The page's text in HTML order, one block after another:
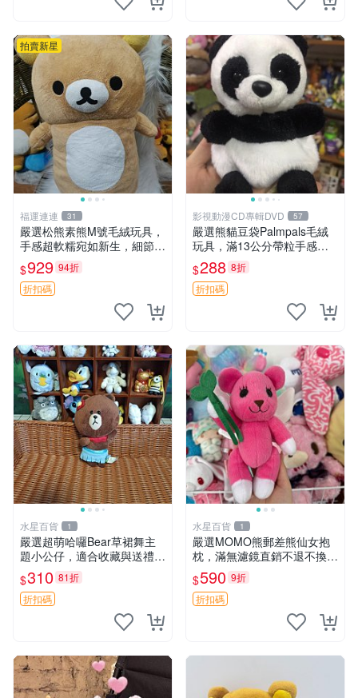
拍賣新星
福運連連 31
嚴選松熊素熊M號毛絨玩具，
手感超軟糯宛如新生，細節精
緻完美無瑕，推薦送禮或珍
藏，中古狀態保養得宜。 松
熊 素熊 毛絨doll
$929 94折
折扣碼
影視動漫CD專輯DVD 57
嚴選熊貓豆袋Palmpals毛絨
玩具，滿13公分帶粒手感極
佳，電影主題周邊推薦 熊貓
Palmpals 毛絨玩具 豆袋 劇場
版周邊
$288 8折
折扣碼
水星百貨 1
嚴選超萌哈囉Bear草裙舞主
題小公仔，適合收藏與送禮 1
00 克 哈囉Bear 草裙舞
$310 81折
折扣碼
水星百貨 1
嚴選MOMO熊郵差熊仙女抱
枕，滿無濾鏡直銷不退不換
經典造型可愛必備 紅薯啵啵
間抱枕 抱枕 時尚
$590 9折
折扣碼